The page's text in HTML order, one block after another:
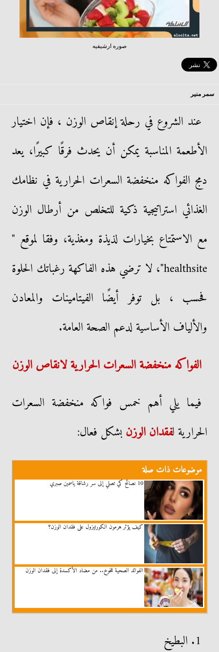
صوره ارشيفيه
سمر منير
عند الشروع في رحلة إنقاص الوزن ، فإن اختيار
الأطعمة المناسبة يمكن أن يحدث فرقًا كبيرًا، يعد
دمج الفواكه منخفضة السعرات الحرارية في نظامك
الغذائي استراتيجية ذكية للتخلص من أرطال الوزن
مع الاستمتاع بخيارات لذيذة ومغذية، وفقا لموقع "
healthsite"، لا ترضي هذه الفاكهة رغباتك الحلوة
فحسب ، بل توفر أيضًا الفيتامينات والمعادن
والألياف الأساسية لدعم الصحة العامة.
الفواكه منخفضة السعرات الحرارية لانقاص الوزن
فيما يلي أهم خمس فواكه منخفضة السعرات
الحرارية لفقدان الوزنبشكل فعال:
موضوعات ذات صلة
10 نصائح كي تصلي إلى سر رشاقة ياسمين صبري
كيف يؤثر هرمون الكورتيزول على فقدان الوزن؟
الفوائد الصحية للخوخ.. من مضاد الأكسدة إلى فقدان الوزن
1. البطيخ